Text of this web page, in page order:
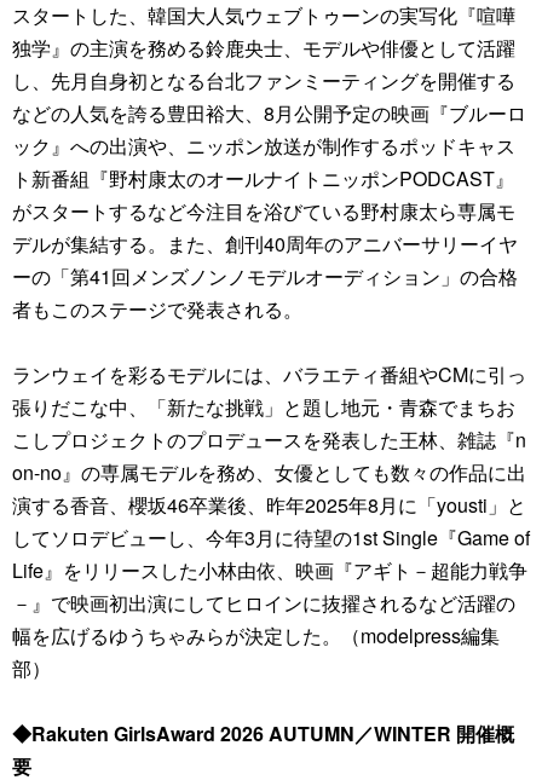
スタートした、韓国大人気ウェブトゥーンの実写化『喧嘩
独学』の主演を務める鈴鹿央士、モデルや俳優として活躍
し、先月自身初となる台北ファンミーティングを開催する
などの人気を誇る豊田裕大、8月公開予定の映画『ブルーロ
ック』への出演や、ニッポン放送が制作するポッドキャス
ト新番組『野村康太のオールナイトニッポンPODCAST』
がスタートするなど今注目を浴びている野村康太ら専属モ
デルが集結する。また、創刊40周年のアニバーサリーイヤ
ーの「第41回メンズノンノモデルオーディション」の合格
者もこのステージで発表される。
ランウェイを彩るモデルには、バラエティ番組やCMに引っ
張りだこな中、「新たな挑戦」と題し地元・青森でまちお
こしプロジェクトのプロデュースを発表した王林、雑誌『n
on-no』の専属モデルを務め、女優としても数々の作品に出
演する香音、櫻坂46卒業後、昨年2025年8月に「yousti」と
してソロデビューし、今年3月に待望の1st Single『Game of
Life』をリリースした小林由依、映画『アギト－超能力戦争
－』で映画初出演にしてヒロインに抜擢されるなど活躍の
幅を広げるゆうちゃみらが決定した。（modelpress編集
部）
◆Rakuten GirlsAward 2026 AUTUMN／WINTER 開催概
要